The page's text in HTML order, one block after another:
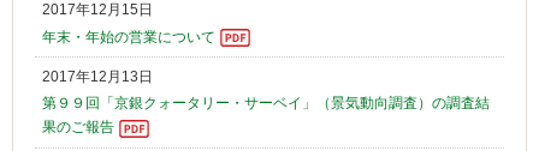
2017年12月15日
年末・年始の営業について
2017年12月13日
第９９回「京銀クォータリー・サーベイ」（景気動向調査）の調査結
果のご報告